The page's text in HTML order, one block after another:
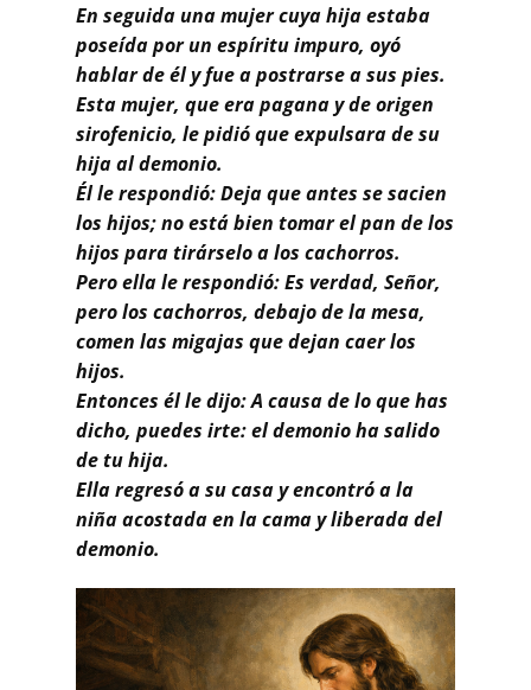
En seguida una mujer cuya hija estaba
poseída por un espíritu impuro, oyó
hablar de él y fue a postrarse a sus pies.
Esta mujer, que era pagana y de origen
sirofenicio, le pidió que expulsara de su
hija al demonio.
Él le respondió: Deja que antes se sacien
los hijos; no está bien tomar el pan de los
hijos para tirárselo a los cachorros.
Pero ella le respondió: Es verdad, Señor,
pero los cachorros, debajo de la mesa,
comen las migajas que dejan caer los
hijos.
Entonces él le dijo: A causa de lo que has
dicho, puedes irte: el demonio ha salido
de tu hija.
Ella regresó a su casa y encontró a la
niña acostada en la cama y liberada del
demonio.